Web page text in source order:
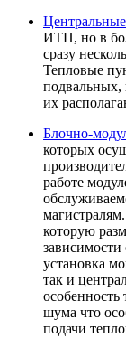
ИТП, но в
сразу
Тепловые
подвальных,
их
Блочно-
которых
работе
которую
зависимости
установка
так и
особенность
шума что
подачи